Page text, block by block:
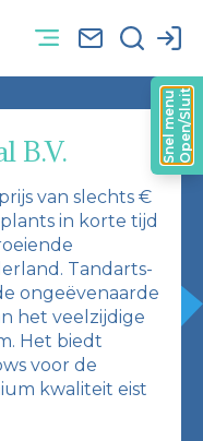
B.V.
van slechts €
in korte tijd
Tandarts-
ongeëvenaarde
het veelzijdige
Het biedt
voor de
kwaliteit eist
Open/Sluit
Snel menu